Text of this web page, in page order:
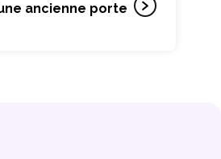
ancienne porte